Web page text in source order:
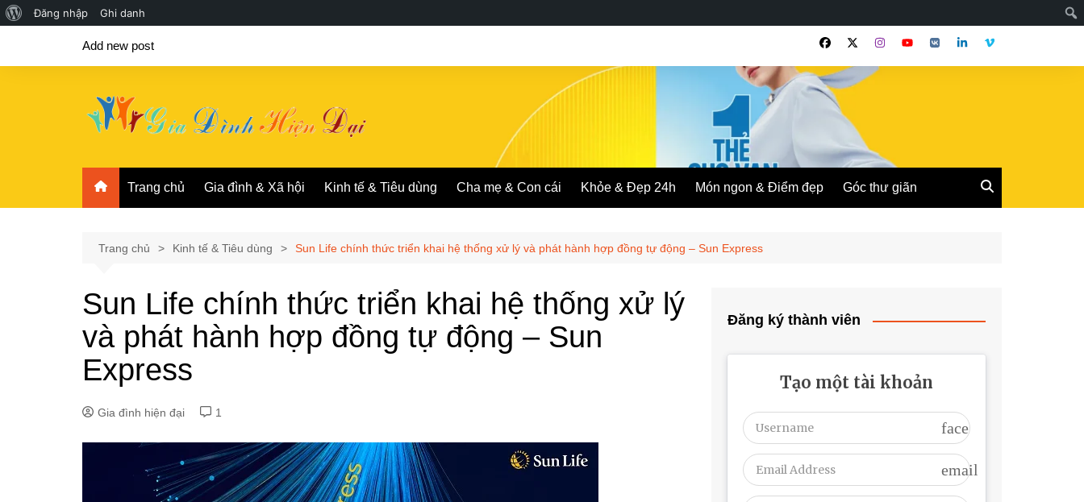
Giới
về
Đăng nhập Ghi danh
Add new post
Trang chủ Gia đình & Xã hội Kinh tế & Tiêu dùng Cha mẹ & Con cái Khỏe & Đẹp 24h Món ngon & Điểm đẹp Góc thư giãn
Trang chủ Kinh tế & Tiêu dùng Sun Life chính thức triển khai hệ thống xử lý và phát hành hợp đồng tự động – Sun Express
Sun Life chính thức triển khai hệ thống xử lý
và phát hành hợp đồng tự động – Sun
Express
Gia đình hiện đại 1
Đăng ký thành viên
Tạo một tài khoản
face
email